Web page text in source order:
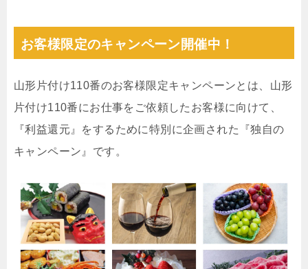
お客様限定のキャンペーン開催中！
山形片付け110番のお客様限定キャンペーンとは、山形
片付け110番にお仕事をご依頼したお客様に向けて、
『利益還元』をするために特別に企画された『独自の
キャンペーン』です。